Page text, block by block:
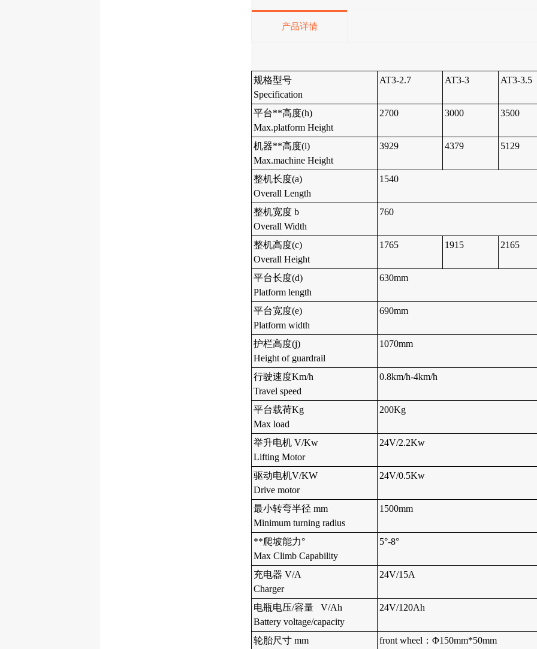
产品详情
规格型号
Specification
AT3-2.7 AT3-3 AT3-3.5
平台**高度(h)
Max.platform Height
2700 3000 3500
机器**高度(i)
Max.machine Height
3929 4379 5129
整机长度(a)
Overall Length
1540
整机宽度 b
Overall Width
760
整机高度(c)
Overall Height
1765 1915 2165
平台长度(d)
Platform length
630mm
平台宽度(e)
Platform width
690mm
护栏高度(j)
Height of guardrail
1070mm
行驶速度Km/h
Travel speed
0.8km/h-4km/h
平台载荷Kg
Max load
200Kg
举升电机 V/Kw
Lifting Motor
24V/2.2Kw
驱动电机V/KW
Drive motor
24V/0.5Kw
最小转弯半径 mm
Minimum turning radius
1500mm
**爬坡能力°
Max Climb Capability
5°-8°
充电器 V/A
Charger
24V/15A
电瓶电压/容量 V/Ah
Battery voltage/capacity
24V/120Ah
轮胎尺寸 mm
front wheel：Φ150mm*50mm